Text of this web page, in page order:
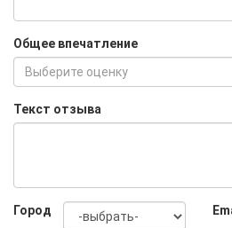
Общее впечатление
Выберите оценку
Текст отзыва
Город